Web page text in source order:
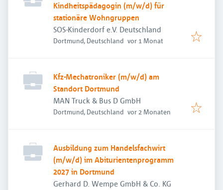
Kindheitspädagogin (m/w/d) für
stationäre Wohngruppen
SOS-Kinderdorf e.V. Deutschland
Dortmund, Deutschland Veröffentlicht
vor 1 Monat
Kfz-Mechatroniker (m/w/d) am
Standort Dortmund
MAN Truck & Bus D GmbH
Dortmund, Deutschland Veröffentlicht:
vor 2 Monaten
Ausbildung zum Handelsfachwirt
(m/w/d) im Abiturientenprogramm
2027 in Dortmund
Gerhard D. Wempe GmbH & Co. KG